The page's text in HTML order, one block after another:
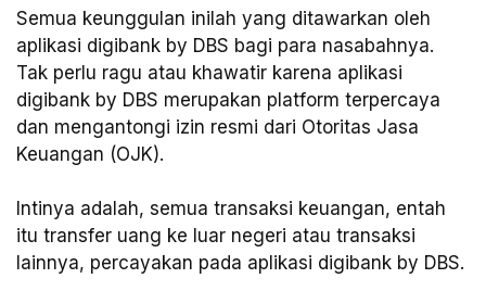
Semua keunggulan inilah yang ditawarkan oleh
aplikasi digibank by DBS bagi para nasabahnya.
Tak perlu ragu atau khawatir karena aplikasi
digibank by DBS merupakan platform terpercaya
dan mengantongi izin resmi dari Otoritas Jasa
Keuangan (OJK).
Intinya adalah, semua transaksi keuangan, entah
itu transfer uang ke luar negeri atau transaksi
lainnya, percayakan pada aplikasi digibank by DBS.